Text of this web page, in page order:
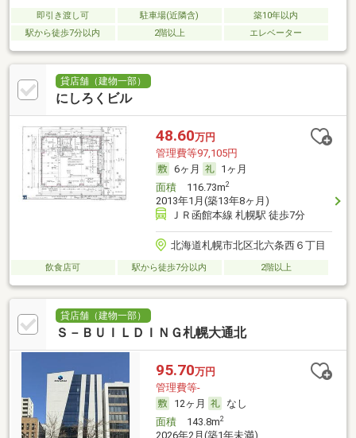
即引き渡し可 駐車場(近隣含)
築10年以内
駅から徒歩7分以内
2階以上 エレベーター
貸店舗（建物一部）
にしろくビル
48.60万円
管理費等97,105円
6ヶ月
1ヶ月
面積116.73m2
2013年1月(築13年8ヶ月)
ＪＲ函館本線 札幌駅 徒歩7分
北海道札幌市北区北六条西６丁目
飲食店可 駅から徒歩7分以内 2階以上
貸店舗（建物一部）
Ｓ－ＢＵＩＬＤＩＮＧ札幌大通北
95.70万円
管理費等-
12ヶ月
なし
面積143.8m2
2026年2月(築1年未満)